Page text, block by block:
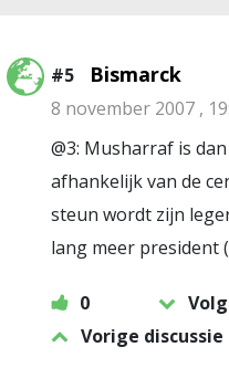
#5 Bismarck
8 november 2007 ,
@3: Musharraf is
afhankelijk van de
steun wordt zijn
lang meer president
0
Vorige discussie